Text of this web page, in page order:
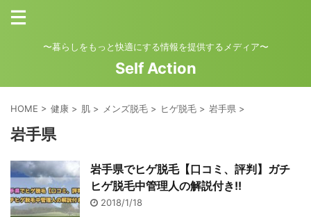
〜暮らしをもっと快適にする情報を提供するメディア〜
Self Action
HOME > 健康 > 肌 > メンズ脱毛 > ヒゲ脱毛 > 岩手県 >
岩手県
岩手県でヒゲ脱毛【口コミ、評判】ガチ
ヒゲ脱毛中管理人の解説付き!!
2018/1/18